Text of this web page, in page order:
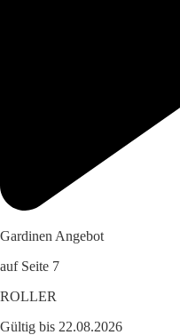
Gardinen Angebot
auf Seite 7
ROLLER
Gültig bis 22.08.2026